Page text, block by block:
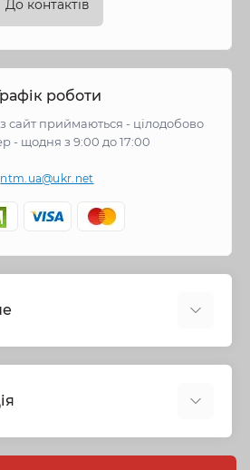
До контактів
роботи
сайт приймаються - цілодобово
- щодня з 9:00 до 17:00
ntm.ua@ukr.net